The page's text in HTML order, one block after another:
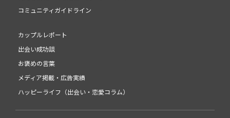
コミュニティガイドライン
カップルレポート
出会い成功談
お褒めの言葉
メディア掲載・広告実績
ハッピーライフ（出会い・恋愛コラム）